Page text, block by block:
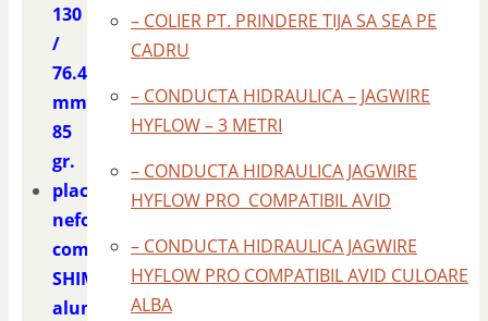
130
/
76.4
mm.
85
gr.
placa
nefolosita
compatibila
SHIMANO
aluminiu
– COLIER PT. PRINDERE TIJA SA SEA PE
CADRU
– CONDUCTA HIDRAULICA – JAGWIRE
HYFLOW – 3 METRI
– CONDUCTA HIDRAULICA JAGWIRE
HYFLOW PRO COMPATIBIL AVID
– CONDUCTA HIDRAULICA JAGWIRE
HYFLOW PRO COMPATIBIL AVID CULOARE
ALBA